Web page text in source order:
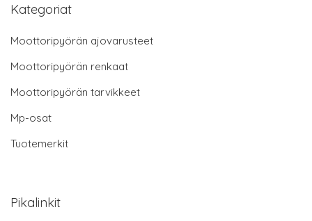
Kategoriat
Moottoripyörän ajovarusteet
Moottoripyörän renkaat
Moottoripyörän tarvikkeet
Mp-osat
Tuotemerkit
Pikalinkit